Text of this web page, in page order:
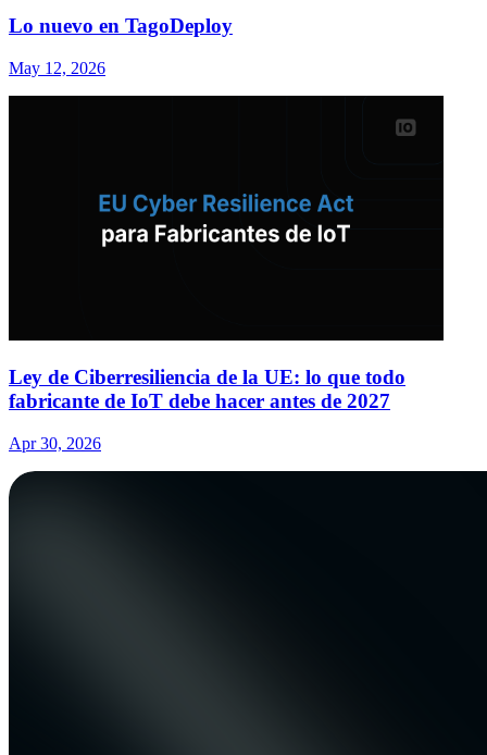
Lo nuevo en TagoDeploy
May 12, 2026
Ley de Ciberresiliencia de la UE: lo que todo
fabricante de IoT debe hacer antes de 2027
Apr 30, 2026